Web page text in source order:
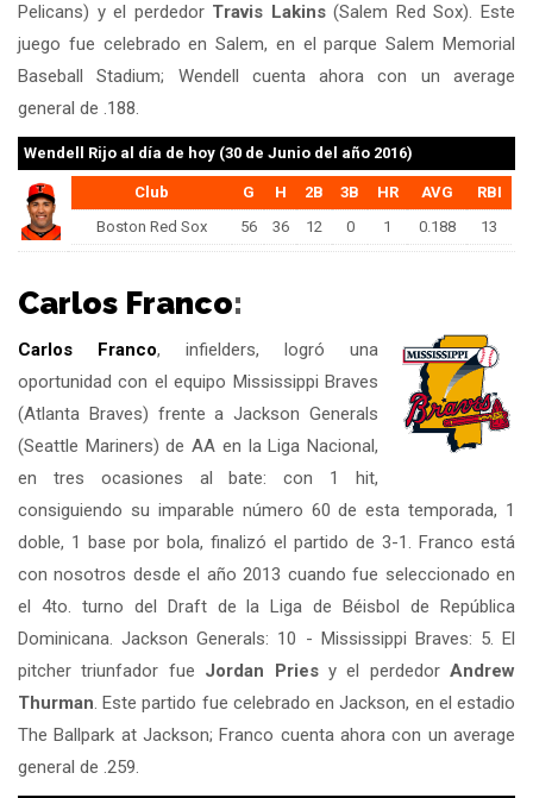
Pelicans) y el perdedor Travis Lakins(Salem Red Sox). Este
juego fue celebrado en Salem, en el parque Salem Memorial
Baseball Stadium; Wendell cuenta ahora con un average
general de .188.
Wendell Rijo al día de hoy (30 de Junio del año 2016)
Club G H 2B 3B HR AVG
RBI
Boston Red Sox
56 36 12 0 1 0.188 13
Carlos Franco:
Carlos Franco, infielders, logró una
oportunidad con el equipo Mississippi Braves
(Atlanta Braves) frente a Jackson Generals
(Seattle Mariners) de AA en la Liga Nacional,
en tres ocasiones al bate: con 1 hit,
consiguiendo su imparable número 60 de esta temporada, 1
doble, 1 base por bola, finalizó el partido de 3-1. Franco está
con nosotros desde el año 2013 cuando fue seleccionado en
el 4to. turno del Draft de la Liga de Béisbol de República
Dominicana. Jackson Generals: 10 - Mississippi Braves: 5. El
pitcher triunfador fue Jordan Priesy el perdedor Andrew
Thurman. Este partido fue celebrado en Jackson, en el estadio
The Ballpark at Jackson; Franco cuenta ahora con un average
general de .259.